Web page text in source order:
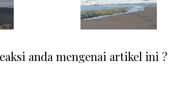
anda mengenai artikel ini ?